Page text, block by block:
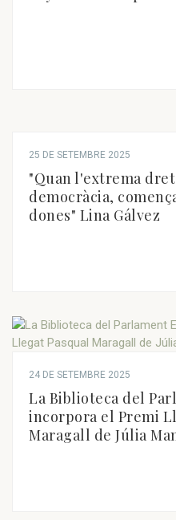
25 DE SETEMBRE 2025
"Quan l'extrema
democràcia,
dones" Lina Gálvez
24 DE SETEMBRE 2025
La Biblioteca del
incorpora el Premi
Maragall de Júlia